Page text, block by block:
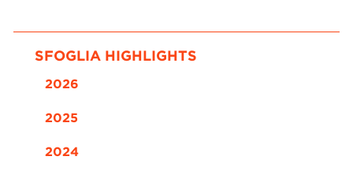
SFOGLIA HIGHLIGHTS
2026
2025
2024